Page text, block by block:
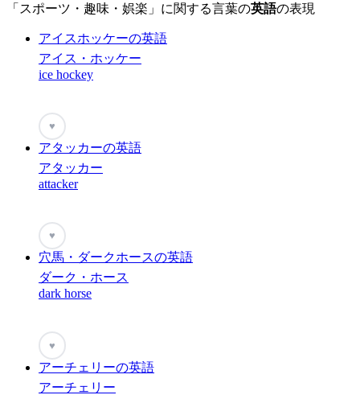
「スポーツ・趣味・娯楽」に関する言葉の英語の表現
アイスホッケーの英語
アイス・ホッケー
ice hockey
♥
アタッカーの英語
アタッカー
attacker
♥
穴馬・ダークホースの英語
ダーク・ホース
dark horse
♥
アーチェリーの英語
アーチェリー